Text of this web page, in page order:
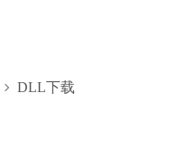
DLL下载
修复